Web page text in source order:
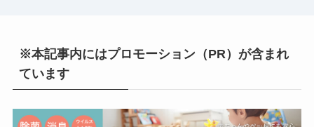
※本記事内にはプロモーション（PR）が含まれ
ています